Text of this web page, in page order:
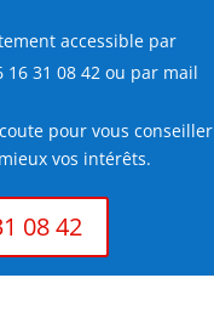
accessible par
16 31 08 42 ou par mail
pour vous conseiller
vos intérêts.
08 42